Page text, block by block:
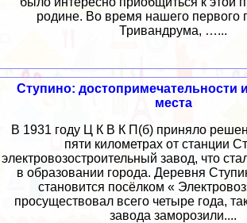
родине. Во время нашего первого
Тривандрума, …...
Ступино: достопримечательности
места
В 1931 году Ц К В К П(б) приняло
пяти километрах от станции
электровозостроительный завод, что
в образовании города. Деревня
становится посёлком «
просуществовал всего четыре года,
завода заморозили....